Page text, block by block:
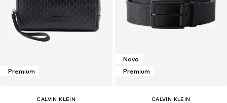
Premium
CALVIN KLEIN
Novo
Premium
CALVIN KLEIN